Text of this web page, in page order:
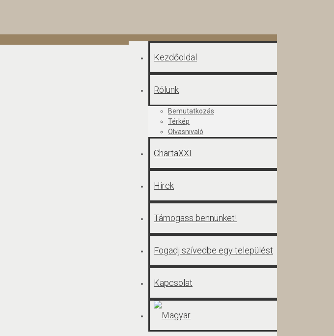
Kezdőoldal
Rólunk
Bemutatkozás
Térkép
Olvasnivaló
ChartaXXI
Hírek
Támogass bennünket!
Fogadj szívedbe egy települést
Kapcsolat